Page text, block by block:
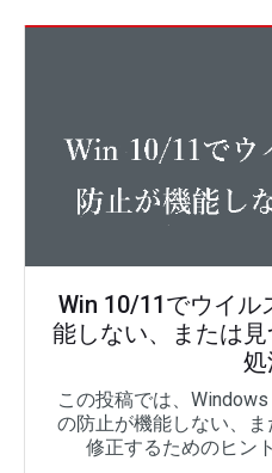
Win 10/11でウイル
能しない、または
この投稿では、
の防止が機能しない、
修正するためのヒン